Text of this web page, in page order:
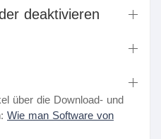
deaktivieren
über die Download- und
Wie man Software von